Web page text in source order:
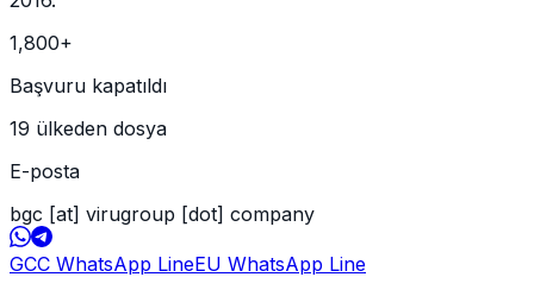
1,800+
Başvuru kapatıldı
19 ülkeden dosya
E-posta
bgc [at] virugroup [dot] company
GCC WhatsApp LineEU WhatsApp Line